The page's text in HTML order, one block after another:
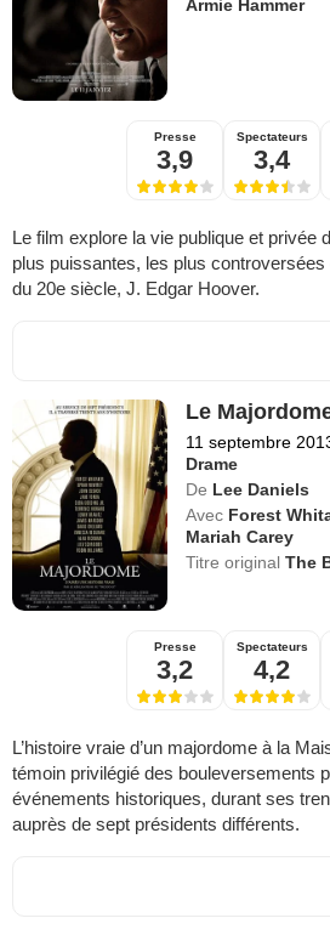
Armie Hammer
Presse
3,9
Spectateurs
3,4
Le film explore la vie publique et privée
plus puissantes, les plus
du 20e siècle, J. Edgar Hoover.
Le
11 septembre
Drame
De Lee Daniels
Avec Forest
Mariah Carey
Titre originalThe
Presse
3,2
Spectateurs
4,2
L’histoire vraie d’un majordome à la
témoin privilégié des bouleversements
événements historiques, durant ses
auprès de sept présidents différents.